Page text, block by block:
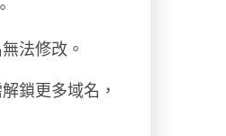
法修改。
鎖更多域名，